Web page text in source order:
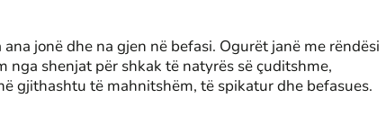
jonë dhe na gjen në befasi. Ogurët janë me rëndësi
shenjat për shkak të natyrës së çuditshme,
gjithashtu të mahnitshëm, të spikatur dhe befasues.